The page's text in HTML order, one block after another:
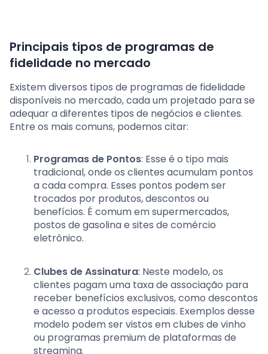
Principais tipos de programas de
fidelidade no mercado
Existem diversos tipos de programas de fidelidade
disponíveis no mercado, cada um projetado para se
adequar a diferentes tipos de negócios e clientes.
Entre os mais comuns, podemos citar:
Programas de Pontos: Esse é o tipo mais
tradicional, onde os clientes acumulam pontos
a cada compra. Esses pontos podem ser
trocados por produtos, descontos ou
benefícios. É comum em supermercados,
postos de gasolina e sites de comércio
eletrônico.
Clubes de Assinatura: Neste modelo, os
clientes pagam uma taxa de associação para
receber benefícios exclusivos, como descontos
e acesso a produtos especiais. Exemplos desse
modelo podem ser vistos em clubes de vinho
ou programas premium de plataformas de
streaming.